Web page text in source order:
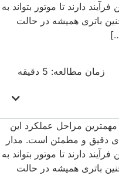
دارند تا موتور بتواند به
باتری همیشه در حالت
زمان مطالعه: 5 دقیقه
مهمترین مراحل عملکرد این
دقیق و مطمئن است. مدار
دارند تا موتور بتواند به
باتری همیشه در حالت